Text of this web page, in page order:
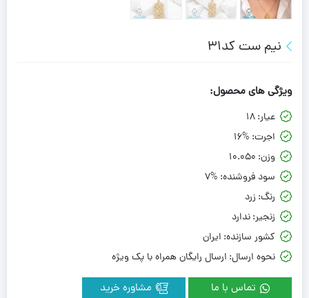
نیم ست کد31
ویژگی های محصول:
عیار:18
اجرت: 16%
وزن: 10.050
سود فروشنده: 7%
رنگ: زرد
زنجیر:ندارد
کشور سازنده: ایران
نحوه ارسال: ارسال رایگان همراه با پک ویژه
تماس با ما